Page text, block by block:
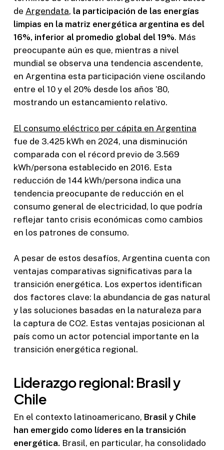
de Argendata, la participación de las energías
limpias en la matriz energética argentina es del
16%, inferior al promedio global del 19%. Más
preocupante aún es que, mientras a nivel
mundial se observa una tendencia ascendente,
en Argentina esta participación viene oscilando
entre el 10 y el 20% desde los años ’80,
mostrando un estancamiento relativo.
El consumo eléctrico per cápita en Argentina
fue de 3.425 kWh en 2024, una disminución
comparada con el récord previo de 3.569
kWh/persona establecido en 2016. Esta
reducción de 144 kWh/persona indica una
tendencia preocupante de reducción en el
consumo general de electricidad, lo que podría
reflejar tanto crisis económicas como cambios
en los patrones de consumo.
A pesar de estos desafíos, Argentina cuenta con
ventajas comparativas significativas para la
transición energética. Los expertos identifican
dos factores clave: la abundancia de gas natural
y las soluciones basadas en la naturaleza para
la captura de CO2. Estas ventajas posicionan al
país como un actor potencial importante en la
transición energética regional.
Liderazgo regional: Brasil y
Chile
En el contexto latinoamericano, Brasil y Chile
han emergido como líderes en la transición
energética. Brasil, en particular, ha consolidado